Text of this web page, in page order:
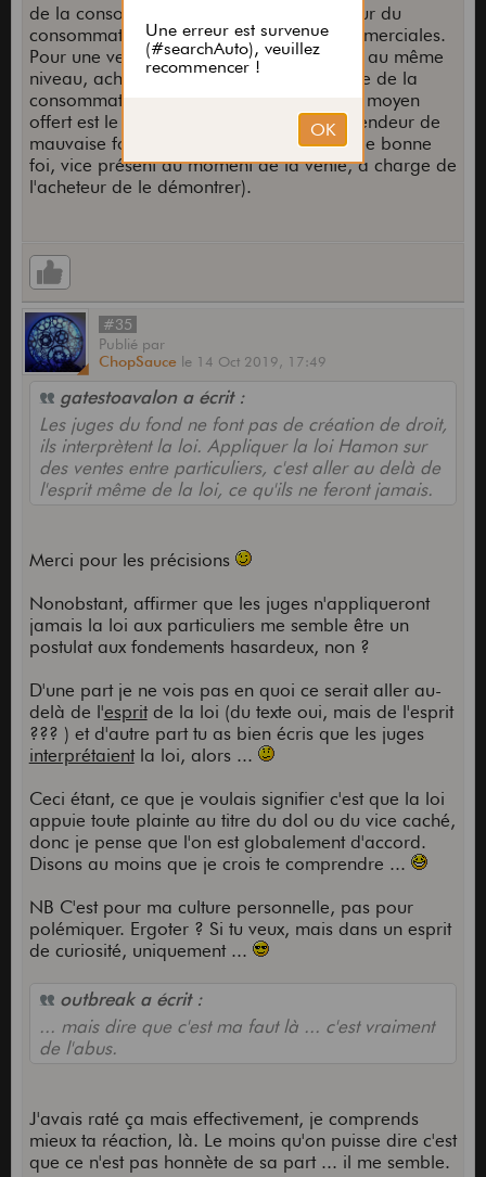
de la consommation est un droit protecteur du
consommateur contre les entreprises commerciales.
Pour une vente entre particulier, vous êtes au même
niveau, acheteur comme vendeur. Le code de la
consommation ne s'applique pas. Le seul moyen
offert est le dol ( vice de consentement, vendeur de
mauvaise foi) ou le vice caché (vendeur de bonne
foi, vice présent au moment de la vente, à charge de
l'acheteur de le démontrer).
#35
Publié par
ChopSauce le 14 Oct 2019, 17:49
gatestoavalon a écrit :
Les juges du fond ne font pas de création de droit,
ils interprètent la loi. Appliquer la loi Hamon sur
des ventes entre particuliers, c'est aller au delà de
l'esprit même de la loi, ce qu'ils ne feront jamais.
Merci pour les précisions
Nonobstant, affirmer que les juges n'appliqueront
jamais la loi aux particuliers me semble être un
postulat aux fondements hasardeux, non ?
D'une part je ne vois pas en quoi ce serait aller au-
delà de l'espritde la loi (du texte oui, mais de l'esprit
??? ) et d'autre part tu as bien écris que les juges
interprétaientla loi, alors ...
Ceci étant, ce que je voulais signifier c'est que la loi
appuie toute plainte au titre du dol ou du vice caché,
donc je pense que l'on est globalement d'accord.
Disons au moins que je crois te comprendre ...
NB C'est pour ma culture personnelle, pas pour
polémiquer. Ergoter ? Si tu veux, mais dans un esprit
de curiosité, uniquement ...
outbreak a écrit :
... mais dire que c'est ma faut là ... c'est vraiment
de l'abus.
J'avais raté ça mais effectivement, je comprends
mieux ta réaction, là. Le moins qu'on puisse dire c'est
que ce n'est pas honnète de sa part ... il me semble.